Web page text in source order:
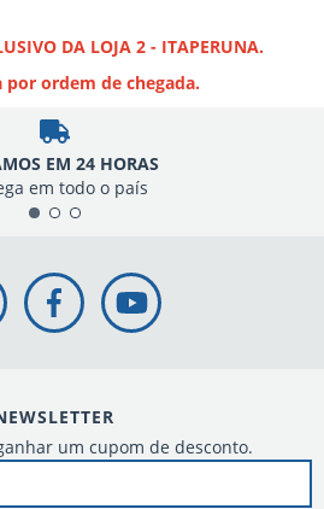
DA LOJA 2 - ITAPERUNA.
ordem de chegada.
EM 24 HORAS
em todo o país
um cupom de desconto.